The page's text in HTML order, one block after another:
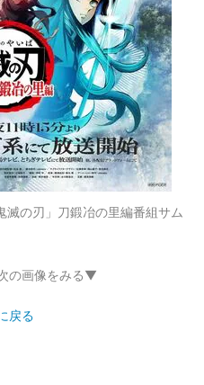
滅の刃」刀鍛冶の里編番組サム
の画像をみる▼
戻る